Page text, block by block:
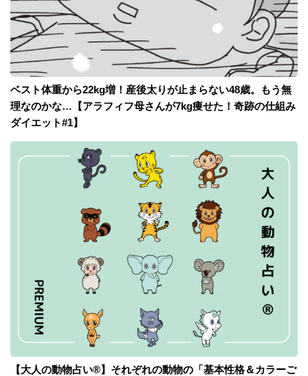
ベスト体重から22kg増！産後太りが止まらない48歳。もう無
理なのかな…【アラフィフ母さんが7kg痩せた！奇跡の仕組み
ダイエット#1】
【大人の動物占い®】それぞれの動物の「基本性格＆カラーご